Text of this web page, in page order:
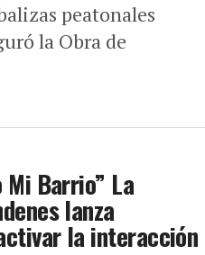
peatonales
la Obra de
Mi Barrio” La
lanza
la interacción